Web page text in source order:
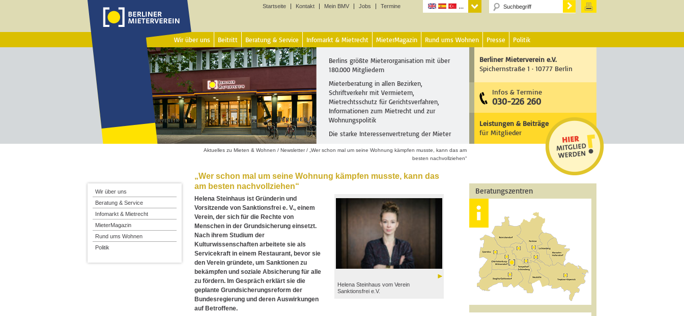
Startseite Kontakt Mein BMV Jobs Termine
Wir über uns Beitritt Beratung & Service Infomarkt & Mietrecht MieterMagazin Rund ums Wohnen Presse Politik
Berlins größte Mieterorganisation mit über
180.000 Mitgliedern
Mieterberatung in allen Bezirken,
Schriftverkehr mit Vermietern,
Mietrechtsschutz für Gerichtsverfahren,
Informationen zum Mietrecht und zur
Wohnungspolitik
Die starke Interessenvertretung der Mieter
Berliner Mieterverein e.V.
Spichernstraße 1 · 10777 Berlin
Infos & Termine
030-226 260
Leistungen & Beiträge
für Mitglieder
Aktuelles zu Mieten & Wohnen / Newsletter / „Wer schon mal um seine Wohnung kämpfen musste, kann das am
besten nachvollziehen“
„Wer schon mal um seine Wohnung kämpfen musste, kann das
am besten nachvollziehen“
Helena Steinhaus vom Verein
Sanktionsfrei e.V.
Helena Steinhaus ist Gründerin und
Vorsitzende von Sanktionsfrei e. V., einem
Verein, der sich für die Rechte von
Menschen in der Grundsicherung einsetzt.
Nach ihrem Studium der
Kulturwissenschaften arbeitete sie als
Servicekraft in einem Restaurant, bevor sie
den Verein gründete, um Sanktionen zu
bekämpfen und soziale Absicherung für alle
zu fördern. Im Gespräch erklärt sie die
geplante Grundsicherungsreform der
Bundesregierung und deren Auswirkungen
auf Betroffene.
Beratungszentren
Wir über uns
Beratung & Service
Infomarkt & Mietrecht
MieterMagazin
Rund ums Wohnen
Politik